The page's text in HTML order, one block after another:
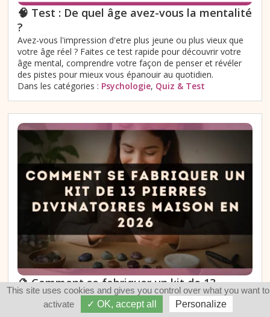
🧠 Test : De quel âge avez-vous la mentalité
?
Avez-vous l'impression d'etre plus jeune ou plus vieux que
votre âge réel ? Faites ce test rapide pour découvrir votre
âge mental, comprendre votre façon de penser et révéler
des pistes pour mieux vous épanouir au quotidien.
Dans les catégories : Psychologie, Quiz & Test
🔮 Comment se fabriquer un kit de 13
pierres divinatoires maison en 2026
Envie de créer un kit de 13 pierres divinatoires maison en
This site uses cookies and gives you control over what you want to
activate
✓ OK, accept all Personalize